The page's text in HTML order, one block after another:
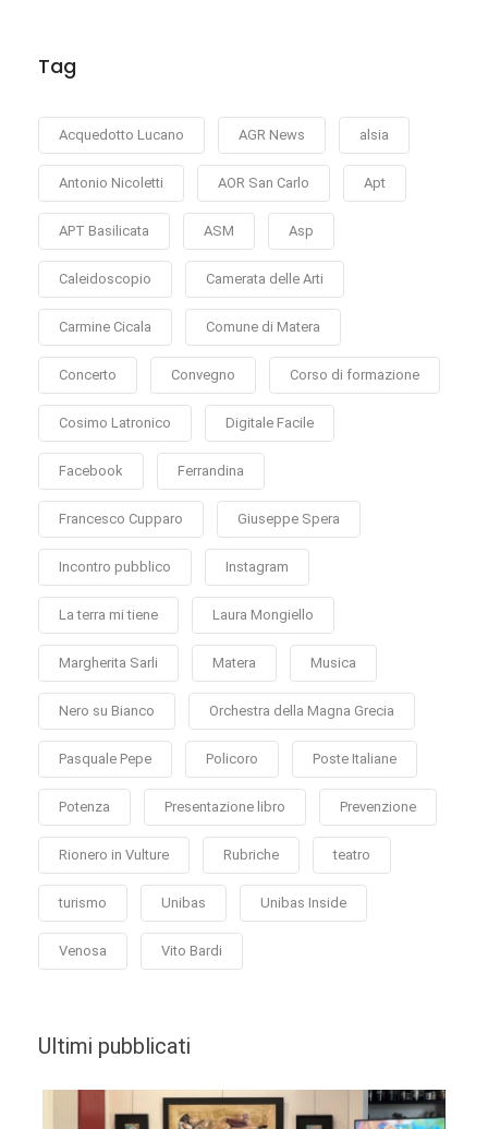
Tag
Acquedotto Lucano AGR News alsia
Antonio Nicoletti AOR San Carlo Apt
APT Basilicata ASM Asp
Caleidoscopio Camerata delle Arti
Carmine Cicala Comune di Matera
Concerto Convegno Corso di formazione
Cosimo Latronico Digitale Facile
Facebook Ferrandina
Francesco Cupparo Giuseppe Spera
Incontro pubblico Instagram
La terra mi tiene Laura Mongiello
Margherita Sarli Matera Musica
Nero su Bianco Orchestra della Magna Grecia
Pasquale Pepe Policoro Poste Italiane
Potenza Presentazione libro Prevenzione
Rionero in Vulture Rubriche teatro
turismo Unibas Unibas Inside
Venosa Vito Bardi
Ultimi pubblicati